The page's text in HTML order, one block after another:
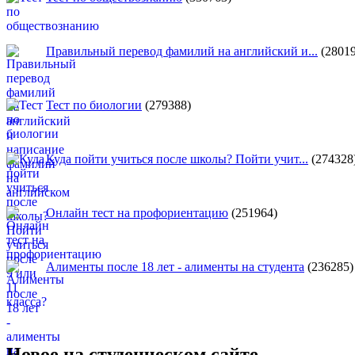
Правильный перевод фамилий на английский и...
Тест по биологии (279388)
Куда пойти учиться после школы? Пойти учит...
Онлайн тест на профориентацию (251964)
Алименты после 18 лет - алименты на студента (236285)